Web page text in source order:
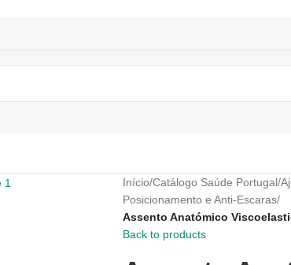
Início/Catálogo Saúde Portugal/
Posicionamento e Anti-Escaras/
Assento Anatómico
Back to products